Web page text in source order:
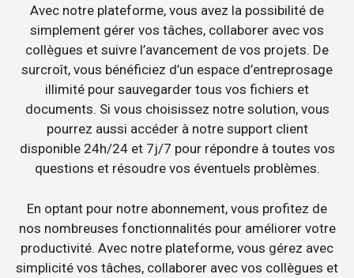
Avec notre plateforme, vous avez la possibilité de
simplement gérer vos tâches, collaborer avec vos
collègues et suivre l’avancement de vos projets. De
surcroît, vous bénéficiez d’un espace d’entreprosage
illimité pour sauvegarder tous vos fichiers et
documents. Si vous choisissez notre solution, vous
pourrez aussi accéder à notre support client
disponible 24h/24 et 7j/7 pour répondre à toutes vos
questions et résoudre vos éventuels problèmes.
En optant pour notre abonnement, vous profitez de
nos nombreuses fonctionnalités pour améliorer votre
productivité. Avec notre plateforme, vous gérez avec
simplicité vos tâches, collaborer avec vos collègues et